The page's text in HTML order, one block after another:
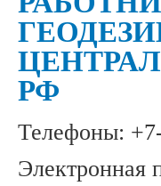
РФ
Телефоны:
Электронная